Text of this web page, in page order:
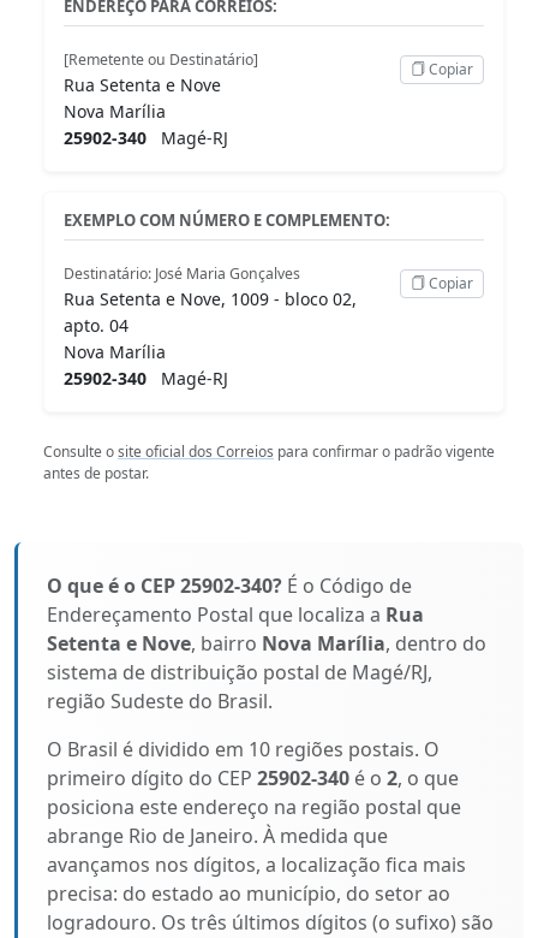
ENDEREÇO PARA CORREIOS:
[Remetente ou Destinatário]
Rua Setenta e Nove
Nova Marília
25902-340 Magé-RJ
Copiar
EXEMPLO COM NÚMERO E COMPLEMENTO:
Destinatário: José Maria Gonçalves
Rua Setenta e Nove, 1009 - bloco 02,
apto. 04
Nova Marília
25902-340 Magé-RJ
Copiar
Consulte osite oficial dos Correios para confirmar o padrão vigente
antes de postar.
O que é o CEP 25902-340? É o Código de
Endereçamento Postal que localiza a Rua
Setenta e Nove, bairro Nova Marília, dentro do
sistema de distribuição postal de Magé/RJ,
região Sudeste do Brasil.
O Brasil é dividido em 10 regiões postais. O
primeiro dígito do CEP 25902-340 é o 2, o que
posiciona este endereço na região postal que
abrange Rio de Janeiro. À medida que
avançamos nos dígitos, a localização fica mais
precisa: do estado ao município, do setor ao
logradouro. Os três últimos dígitos (o sufixo) são